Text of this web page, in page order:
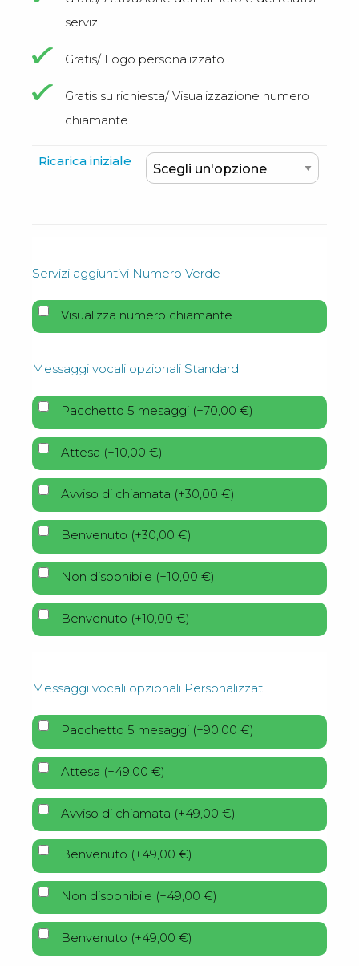
servizi
Gratis/ Logo personalizzato
Gratis su richiesta/ Visualizzazione numero
chiamante
Ricarica iniziale
Servizi aggiuntivi Numero Verde
Visualizza numero chiamante
Messaggi vocali opzionali Standard
Pacchetto 5 mesaggi (+70,00 €)
Attesa (+10,00 €)
Avviso di chiamata (+30,00 €)
Benvenuto (+30,00 €)
Non disponibile (+10,00 €)
Benvenuto (+10,00 €)
Messaggi vocali opzionali Personalizzati
Pacchetto 5 mesaggi (+90,00 €)
Attesa (+49,00 €)
Avviso di chiamata (+49,00 €)
Benvenuto (+49,00 €)
Non disponibile (+49,00 €)
Benvenuto (+49,00 €)